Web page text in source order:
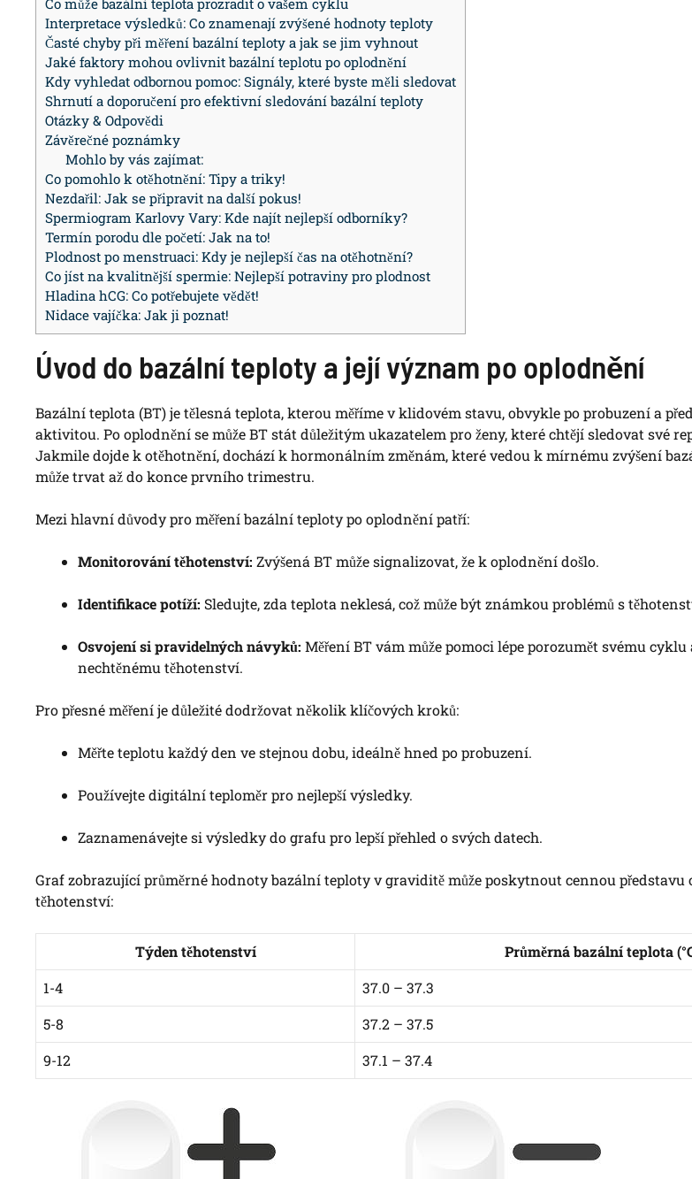
Co může bazální teplota prozradit o vašem cyklu
Interpretace výsledků: Co znamenají zvýšené hodnoty teploty
Časté chyby při měření bazální teploty a jak se jim vyhnout
Jaké faktory mohou ovlivnit bazální teplotu po oplodnění
Kdy vyhledat odbornou pomoc: Signály, které byste měli sledovat
Shrnutí a doporučení pro efektivní sledování bazální teploty
Otázky & Odpovědi
Závěrečné poznámky
Mohlo by vás zajímat:
Co pomohlo k otěhotnění: Tipy a triky!
Nezdařil: Jak se připravit na další pokus!
Spermiogram Karlovy Vary: Kde najít nejlepší odborníky?
Termín porodu dle početí: Jak na to!
Plodnost po menstruaci: Kdy je nejlepší čas na otěhotnění?
Co jíst na kvalitnější spermie: Nejlepší potraviny pro plodnost
Hladina hCG: Co potřebujete vědět!
Nidace vajíčka: Jak ji poznat!
Úvod do bazální teploty a její význam po oplodnění
Bazální teplota (BT) je tělesná teplota, kterou měříme v klidovém stavu, obvykle po probuzení a
aktivitou. Po oplodnění se může BT stát důležitým ukazatelem pro ženy, které chtějí sledovat své
Jakmile dojde k otěhotnění, dochází k hormonálním změnám, které vedou k mírnému zvýšení
může trvat až do konce prvního trimestru.
Mezi hlavní důvody pro měření bazální teploty po oplodnění patří:
Monitorování těhotenství: Zvýšená BT může signalizovat, že k oplodnění došlo.
Identifikace potíží: Sledujte, zda teplota neklesá, což může být známkou problémů s
Osvojení si pravidelných návyků: Měření BT vám může pomoci lépe porozumět svému cyklu
nechtěnému těhotenství.
Pro přesné měření je důležité dodržovat několik klíčových kroků:
Měřte teplotu každý den ve stejnou dobu, ideálně hned po probuzení.
Používejte digitální teploměr pro nejlepší výsledky.
Zaznamenávejte si výsledky do grafu pro lepší přehled o svých datech.
Graf zobrazující průměrné hodnoty bazální teploty v graviditě může poskytnout cennou představu
těhotenství:
Týden těhotenství
Průměrná bazální teplota
1-4
37.0 – 37.3
5-8
37.2 – 37.5
9-12
37.1 – 37.4